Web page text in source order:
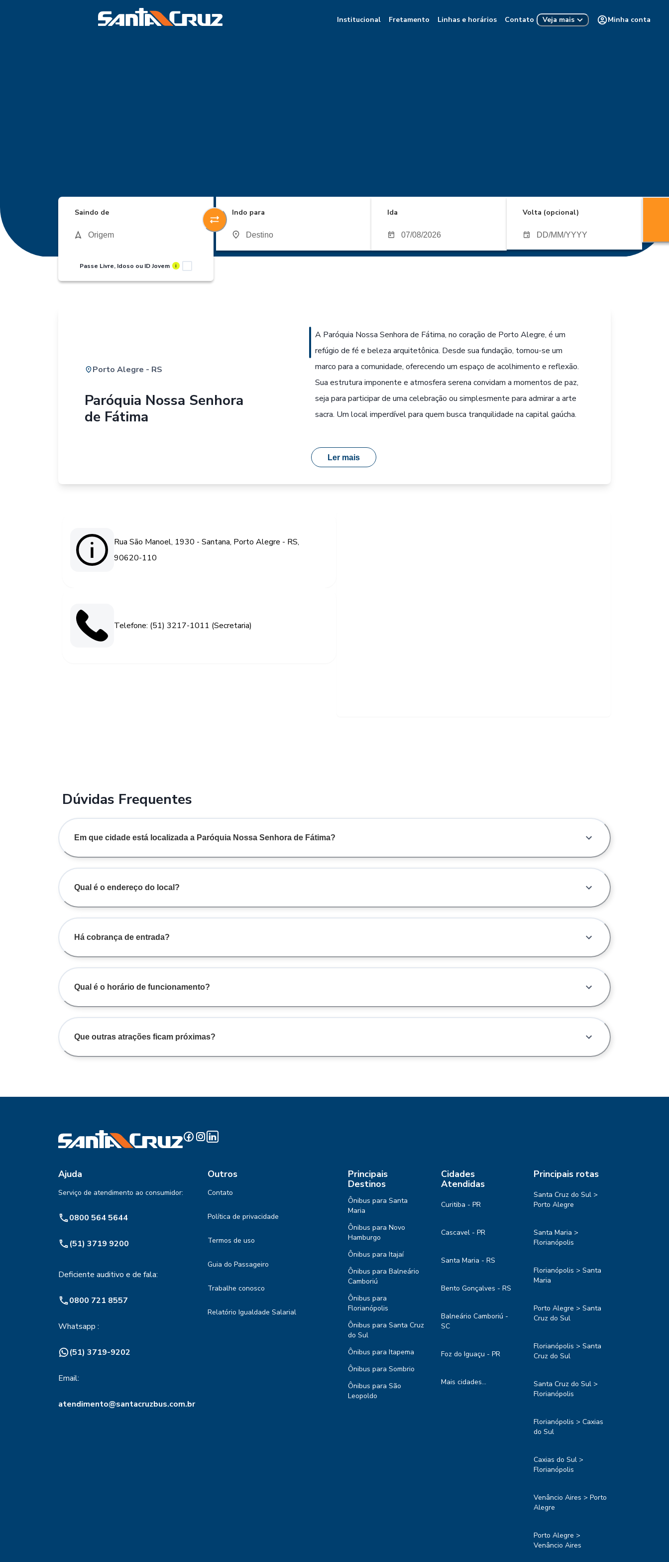
Institucional Fretamento Linhas e horários Contato Veja mais Minha conta
Saindo de
Passe Livre, Idoso ou ID Jovem i
Indo para Ida Volta (opcional)
Porto Alegre - RS
Paróquia Nossa Senhora
de Fátima
A Paróquia Nossa Senhora de Fátima, no coração de Porto Alegre, é um
refúgio de fé e beleza arquitetônica. Desde sua fundação, tornou-se um
marco para a comunidade, oferecendo um espaço de acolhimento e reflexão.
Sua estrutura imponente e atmosfera serena convidam a momentos de paz,
seja para participar de uma celebração ou simplesmente para admirar a arte
sacra. Um local imperdível para quem busca tranquilidade na capital gaúcha.
Ler mais
Rua São Manoel, 1930 - Santana, Porto Alegre - RS,
90620-110
Telefone: (51) 3217-1011 (Secretaria)
Dúvidas Frequentes
Em que cidade está localizada a Paróquia Nossa Senhora de Fátima?
Qual é o endereço do local?
Há cobrança de entrada?
Qual é o horário de funcionamento?
Que outras atrações ficam próximas?
Ajuda
Serviço de atendimento ao consumidor:
0800 564 5644
(51) 3719 9200
Deficiente auditivo e de fala:
0800 721 8557
Whatsapp :
(51) 3719-9202
Email:
atendimento@santacruzbus.com.br
Outros
Contato
Política de privacidade
Termos de uso
Guia do Passageiro
Trabalhe conosco
Relatório Igualdade Salarial
Principais
Destinos
Ônibus para Santa
Maria
Ônibus para Novo
Hamburgo
Ônibus para Itajaí
Ônibus para Balneário
Camboriú
Ônibus para
Florianópolis
Ônibus para Santa Cruz
do Sul
Ônibus para Itapema
Ônibus para Sombrio
Ônibus para São
Leopoldo
Cidades
Atendidas
Curitiba - PR
Cascavel - PR
Santa Maria - RS
Bento Gonçalves - RS
Balneário Camboriú -
SC
Foz do Iguaçu - PR
Mais cidades...
Principais rotas
Santa Cruz do Sul >
Porto Alegre
Santa Maria >
Florianópolis
Florianópolis > Santa
Maria
Porto Alegre > Santa
Cruz do Sul
Florianópolis > Santa
Cruz do Sul
Santa Cruz do Sul >
Florianópolis
Florianópolis > Caxias
do Sul
Caxias do Sul >
Florianópolis
Venâncio Aires > Porto
Alegre
Porto Alegre >
Venâncio Aires